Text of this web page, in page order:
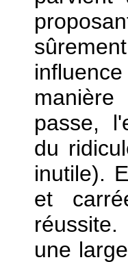
passe,
du
inutile).
et
une